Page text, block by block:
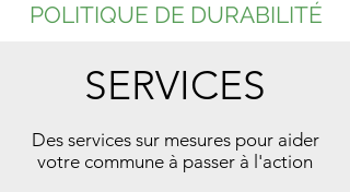
SERVICES
Des services sur mesures pour aider
votre commune à passer à l'action
POLITIQUE DE DURABILITÉ